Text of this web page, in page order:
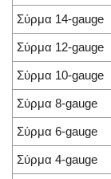
Σύρμα 14-gauge
Σύρμα 12-gauge
Σύρμα 10-gauge
Σύρμα 8-gauge
Σύρμα 6-gauge
Σύρμα 4-gauge